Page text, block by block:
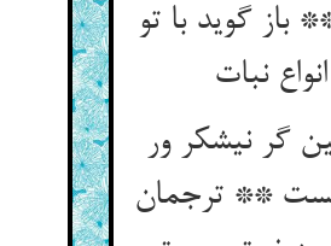
باز گوید با تو
انواع نبات
گر نیشکر ور
** ترجمان